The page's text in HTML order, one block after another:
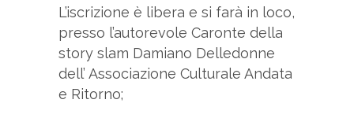
L’iscrizione è libera e si farà in loco,
presso l’autorevole Caronte della
story slam Damiano Delledonne
dell’ Associazione Culturale Andata
e Ritorno;